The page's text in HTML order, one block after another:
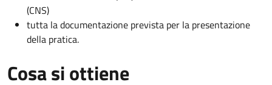
(CNS)
tutta la documentazione prevista per la presentazione
della pratica.
Cosa si ottiene